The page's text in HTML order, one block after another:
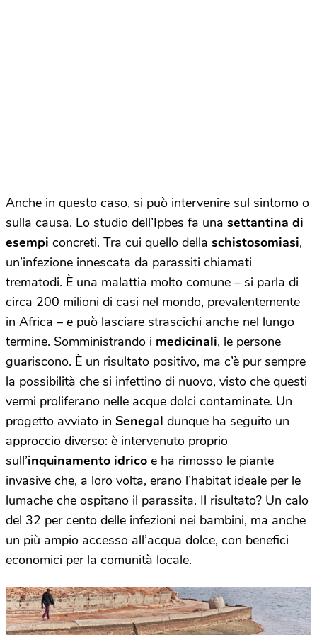
Anche in questo caso, si può intervenire sul sintomo o
sulla causa. Lo studio dell’Ipbes fa una settantina di
esempi concreti. Tra cui quello della schistosomiasi,
un’infezione innescata da parassiti chiamati
trematodi. È una malattia molto comune – si parla di
circa 200 milioni di casi nel mondo, prevalentemente
in Africa – e può lasciare strascichi anche nel lungo
termine. Somministrando i medicinali, le persone
guariscono. È un risultato positivo, ma c’è pur sempre
la possibilità che si infettino di nuovo, visto che questi
vermi proliferano nelle acque dolci contaminate. Un
progetto avviato in Senegal dunque ha seguito un
approccio diverso: è intervenuto proprio
sull’inquinamento idrico e ha rimosso le piante
invasive che, a loro volta, erano l’habitat ideale per le
lumache che ospitano il parassita. Il risultato? Un calo
del 32 per cento delle infezioni nei bambini, ma anche
un più ampio accesso all’acqua dolce, con benefici
economici per la comunità locale.